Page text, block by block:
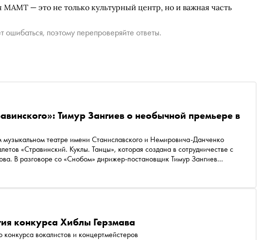
МАМТ — это не только культурный центр, но и важная часть
поэтому перепроверяйте ответы.
Тимур Зангиев о необычной премьере в
театре имени Станиславского и Немировича-Данченко
«Стравинский. Куклы. Танцы», которая создана в сотрудничестве с
В разговоре со «Снобом» дирижер-постановщик Тимур Зангиев
конкурса Хиблы Герзмава
вокалистов и концертмейстеров